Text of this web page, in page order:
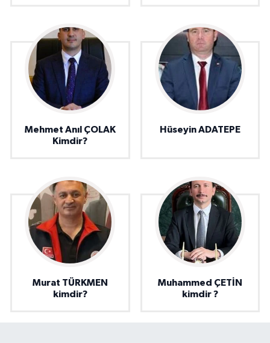
Mehmet Anıl ÇOLAK
Kimdir?
Hüseyin ADATEPE
Murat TÜRKMEN
kimdir?
Muhammed ÇETİN
kimdir ?